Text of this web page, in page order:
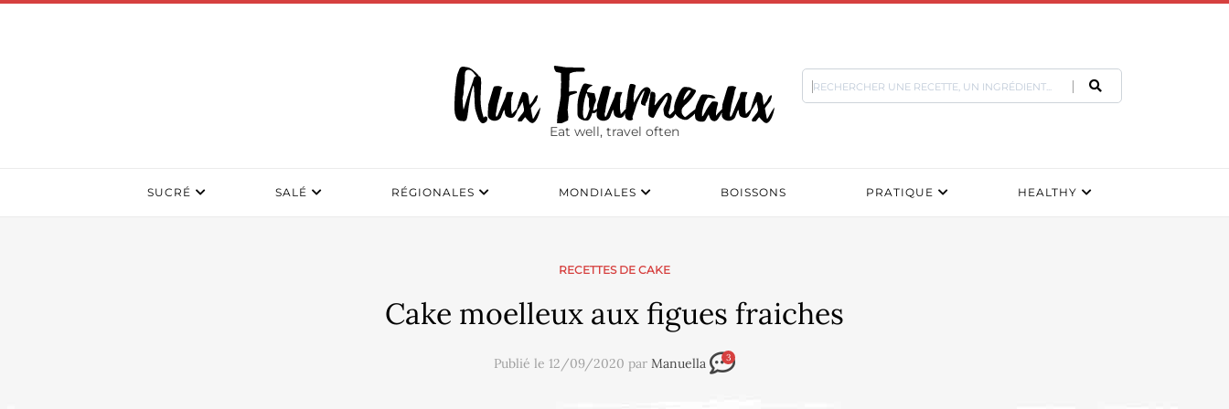
Eat well, travel often
SUCRÉ SALÉ RÉGIONALES MONDIALES BOISSONS PRATIQUE HEALTHY
RECETTES DE CAKE
Cake moelleux aux figues fraiches
Publié le 12/09/2020 par Manuella 3